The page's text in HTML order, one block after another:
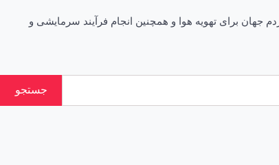
جهان برای تهویه هوا و همچنین انجام فرآیند سرمایشی و